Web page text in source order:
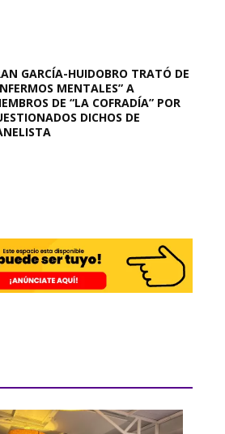
GARCÍA-HUIDOBRO TRATÓ DE
MENTALES” A
DE “LA COFRADÍA” POR
DICHOS DE